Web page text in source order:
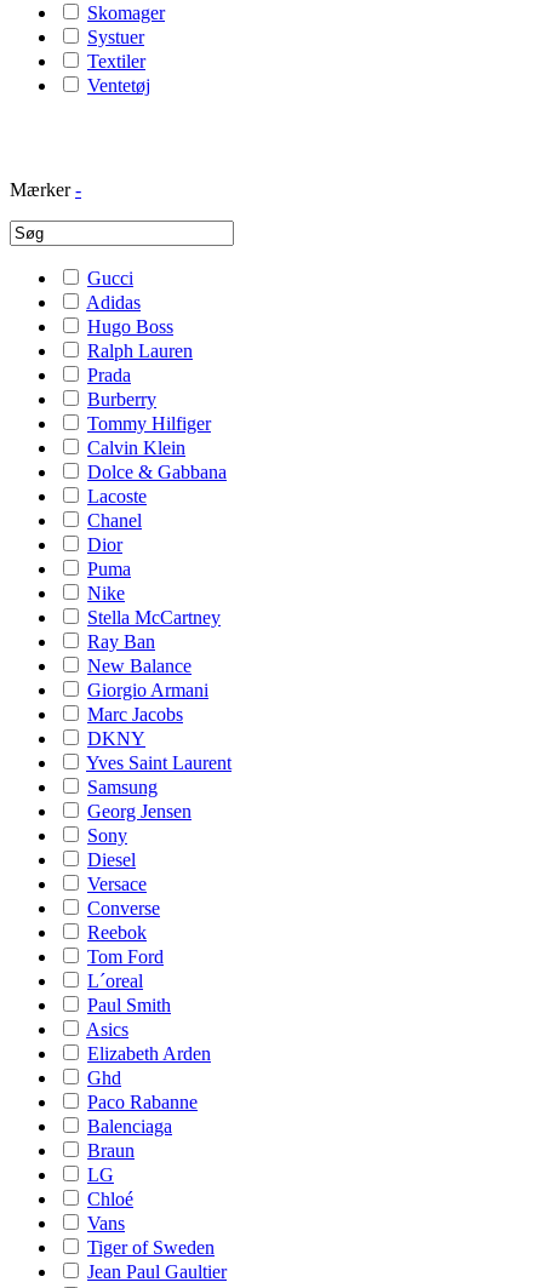
Skomager
Systuer
Textiler
Ventetøj
Mærker -
Gucci
Adidas
Hugo Boss
Ralph Lauren
Prada
Burberry
Tommy Hilfiger
Calvin Klein
Dolce & Gabbana
Lacoste
Chanel
Dior
Puma
Nike
Stella McCartney
Ray Ban
New Balance
Giorgio Armani
Marc Jacobs
DKNY
Yves Saint Laurent
Samsung
Georg Jensen
Sony
Diesel
Versace
Converse
Reebok
Tom Ford
L´oreal
Paul Smith
Asics
Elizabeth Arden
Ghd
Paco Rabanne
Balenciaga
Braun
LG
Chloé
Vans
Tiger of Sweden
Jean Paul Gaultier